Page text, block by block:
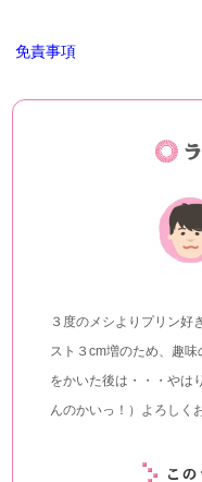
免責事項
３度のメシよりプリン好
スト３cm増のため、趣
をかいた後は・・・やは
んのかいっ！）よろしく